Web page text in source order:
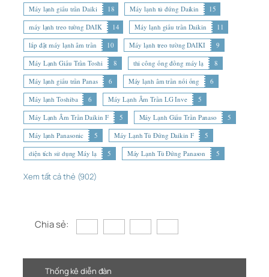
Máy lạnh giấu trần Daiki
18 Máy lạnh tủ đứng Daikin
15
máy lạnh treo tường DAIK
14 Máy lạnh giấu trần Daikin
11
lắp đặt máy lạnh âm trần
10 Máy lạnh treo tường DAIKI
9
Máy Lạnh Giấu Trần Toshi
8 thi công ống đồng máy lạ
8
Máy lạnh giấu trần Panas
6 Máy lạnh âm trần nối ống
6
Máy lạnh Toshiba
6 Máy Lạnh Âm Trần LG Inve
5
Máy Lạnh Âm Trần Daikin F
5 Máy Lạnh Giấu Trần Panaso
5
Máy lạnh Panasonic
5 Máy Lạnh Tủ Đứng Daikin F
5
diện tích sử dụng Máy lạ
5 Máy Lạnh Tủ Đứng Panason 5
Xem tất cả thẻ (902)
Chia sẻ:
Thống kê diễn đàn